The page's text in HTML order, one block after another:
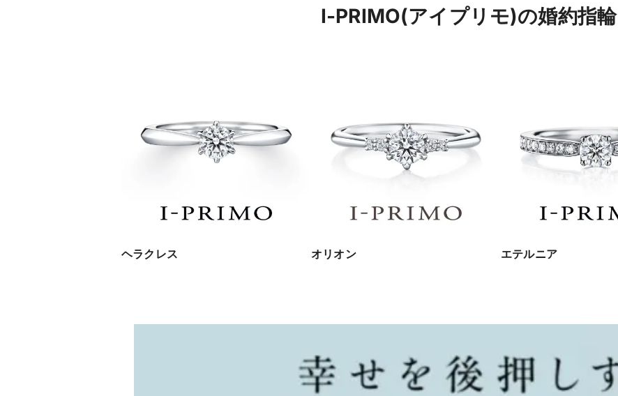
I-PRIMO(アイプリモ)の婚約指輪
ヘラクレス オリオン エテルニア